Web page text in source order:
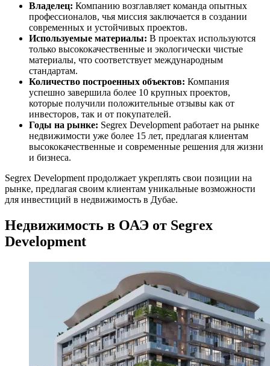
Владелец: Компанию возглавляет команда опытных
профессионалов, чья миссия заключается в создании
современных и устойчивых проектов.
Используемые материалы: В проектах используются
только высококачественные и экологически чистые
материалы, что соответствует международным
стандартам.
Количество построенных объектов: Компания
успешно завершила более 10 крупных проектов,
которые получили положительные отзывы как от
инвесторов, так и от покупателей.
Годы на рынке: Segrex Development работает на рынке
недвижимости уже более 15 лет, предлагая клиентам
высококачественные и современные решения для жизни
и бизнеса.
Segrex Development продолжает укреплять свои позиции на
рынке, предлагая своим клиентам уникальные возможности
для инвестиций в недвижимость в Дубае.
Недвижимость в ОАЭ от Segrex
Development